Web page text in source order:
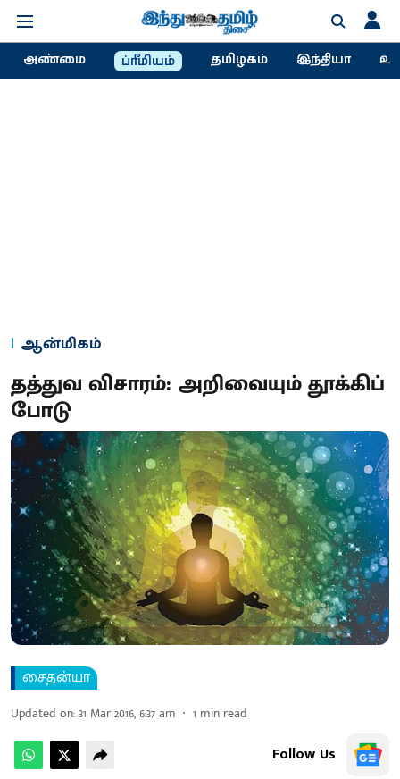
அண்மை ப்ரீமியம் தமிழகம் இந்தியா
ஆன்மிகம்
தத்துவ விசாரம்: அறிவையும் தூக்கிப்
போடு
சைதன்யா
Updated on:31 Mar 2016, 6:37 am 1 min read
Follow Us